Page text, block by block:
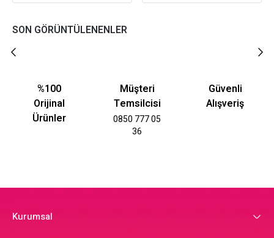
SON GÖRÜNTÜLENENLER
%100
Orijinal
Ürünler
Müşteri
Temsilcisi
0850 777 05
36
Güvenli
Alışveriş
Kurumsal